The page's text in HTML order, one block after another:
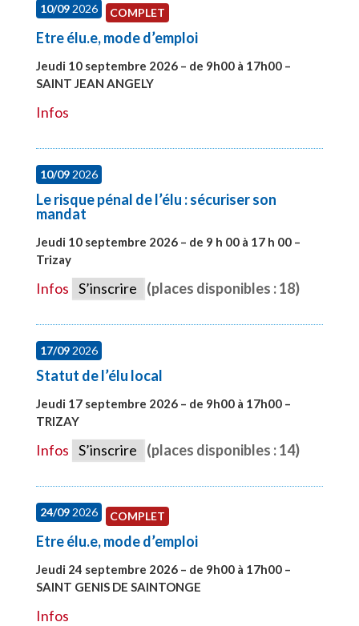
10/092026 COMPLET
Etre élu.e, mode d’emploi
Jeudi 10 septembre 2026 – de 9h00 à 17h00 –
SAINT JEAN ANGELY
Infos
10/092026
Le risque pénal de l’élu : sécuriser son
mandat
Jeudi 10 septembre 2026 – de 9 h 00 à 17 h 00 –
Trizay
Infos S’inscrire (places disponibles : 18)
17/092026
Statut de l’élu local
Jeudi 17 septembre 2026 – de 9h00 à 17h00 –
TRIZAY
Infos S’inscrire (places disponibles : 14)
24/092026 COMPLET
Etre élu.e, mode d’emploi
Jeudi 24 septembre 2026 – de 9h00 à 17h00 –
SAINT GENIS DE SAINTONGE
Infos